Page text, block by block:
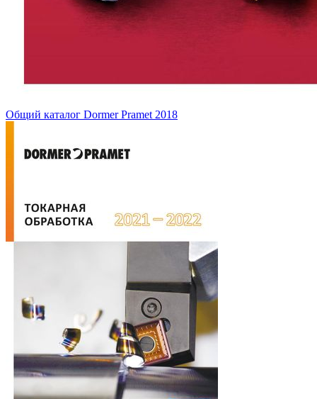
Общий каталог Dormer Pramet 2018